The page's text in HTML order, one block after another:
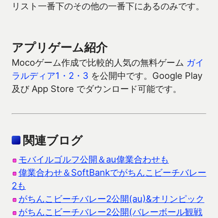
リスト一番下のその他の一番下にあるのみです。
アプリゲーム紹介
Mocoゲーム作成で比較的人気の無料ゲーム ガイ
ラルディア1・2・3 を公開中です。Google Play
及び App Store でダウンロード可能です。
関連ブログ
モバイルゴルフ公開＆au偉業合わせも
偉業合わせ＆SoftBankでがちんこビーチバレー
2も
がちんこビーチバレー2公開(au)&オリンピック
がちんこビーチバレー2公開(バレーボール観戦